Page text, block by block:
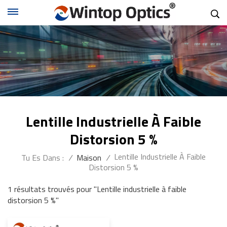
Lentille Industrielle À Faible
Distorsion 5 %
Tu Es Dans : / Maison / Lentille Industrielle À Faible
Distorsion 5 %
1 résultats trouvés pour "Lentille industrielle à faible
distorsion 5 %"